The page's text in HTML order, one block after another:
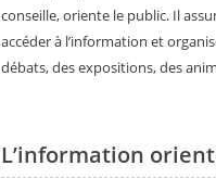
conseille, oriente le public. Il
accéder à l’information et
débats, des expositions, des
L’information